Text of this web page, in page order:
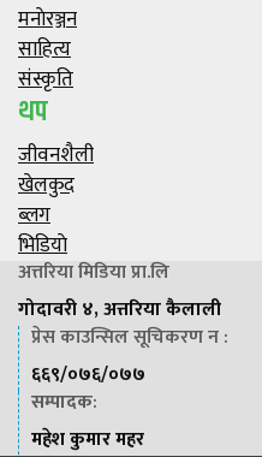
मनाेरञ्जन
साहित्य
संस्कृति
थप
जीवनशैली
खेलकुद
ब्लग
भिडियाे
अत्तरिया मिडिया प्रा.लि
गोदावरी ४, अत्तरिया कैलाली
प्रेस काउन्सिल सूचिकरण न :
६६९/०७६/०७७
सम्पादक:
महेश कुमार महर